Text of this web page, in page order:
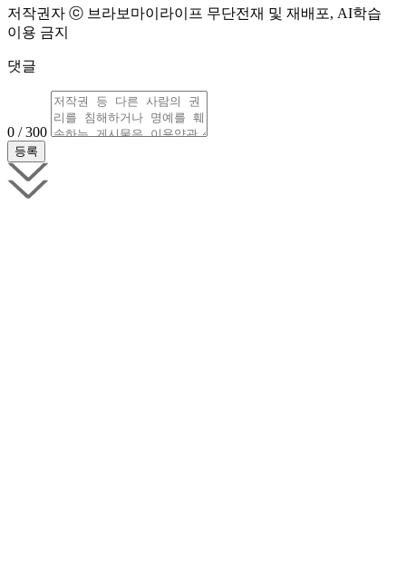
저작권자 ⓒ 브라보마이라이프 무단전재 및 재배포, AI학습
이용 금지
댓글
0 / 300